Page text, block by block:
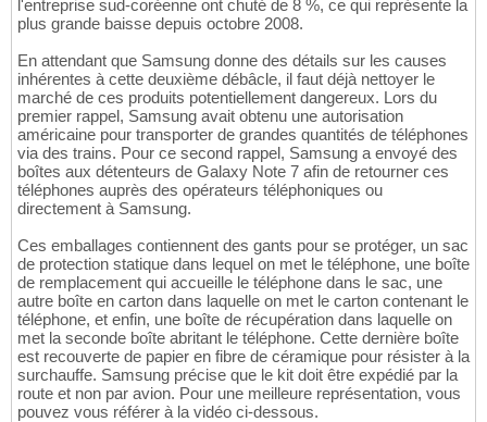
l'entreprise sud-coréenne ont chuté de 8 %, ce qui représente la
plus grande baisse depuis octobre 2008.
En attendant que Samsung donne des détails sur les causes
inhérentes à cette deuxième débâcle, il faut déjà nettoyer le
marché de ces produits potentiellement dangereux. Lors du
premier rappel, Samsung avait obtenu une autorisation
américaine pour transporter de grandes quantités de téléphones
via des trains. Pour ce second rappel, Samsung a envoyé des
boîtes aux détenteurs de Galaxy Note 7 afin de retourner ces
téléphones auprès des opérateurs téléphoniques ou
directement à Samsung.
Ces emballages contiennent des gants pour se protéger, un sac
de protection statique dans lequel on met le téléphone, une boîte
de remplacement qui accueille le téléphone dans le sac, une
autre boîte en carton dans laquelle on met le carton contenant le
téléphone, et enfin, une boîte de récupération dans laquelle on
met la seconde boîte abritant le téléphone. Cette dernière boîte
est recouverte de papier en fibre de céramique pour résister à la
surchauffe. Samsung précise que le kit doit être expédié par la
route et non par avion. Pour une meilleure représentation, vous
pouvez vous référer à la vidéo ci-dessous.